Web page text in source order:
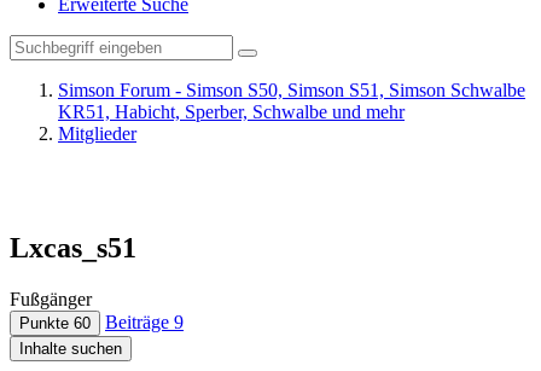
Erweiterte Suche
Simson Forum - Simson S50, Simson S51, Simson Schwalbe
KR51, Habicht, Sperber, Schwalbe und mehr
Mitglieder
Lxcas_s51
Fußgänger
Punkte 60 Beiträge 9
Inhalte suchen